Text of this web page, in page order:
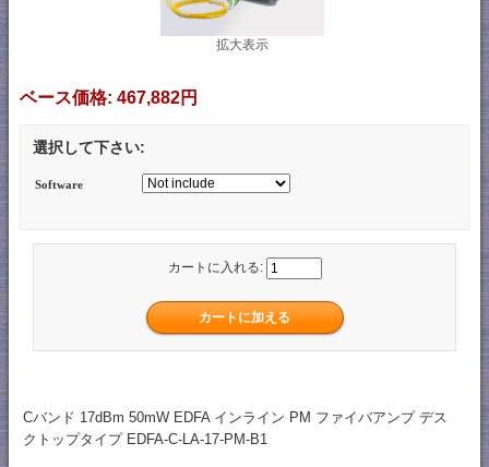
拡大表示
ベース価格: 467,882円
選択して下さい:
Software
カートに入れる:
Cバンド 17dBm 50mW EDFA インライン PM ファイバアンプ デス
クトップタイプ EDFA-C-LA-17-PM-B1